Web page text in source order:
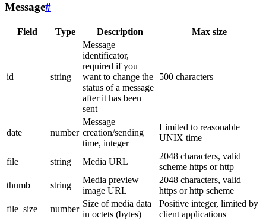
Message#
Field Type Description Max size
id string
Message
identificator,
required if you
want to change the
status of a message
after it has been
sent
500 characters
date number
Message
creation/sending
time, integer
Limited to reasonable
UNIX time
file string Media URL
2048 characters, valid
scheme https or http
thumb
string
Media preview
image URL
2048 characters, valid
https or http scheme
file_size
number
Size of media data
in octets (bytes)
Positive integer, limited by
client applications